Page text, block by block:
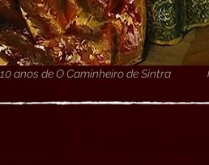
10 anos de O Caminheiro de Sintra